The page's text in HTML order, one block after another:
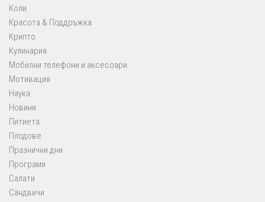
Коли
Красота & Поддръжка
Крипто
Кулинария
Мобилни телефони и аксесоари
Мотивация
Наука
Новини
Питиета
Плодове
Празнични дни
Програми
Салати
Сандвичи